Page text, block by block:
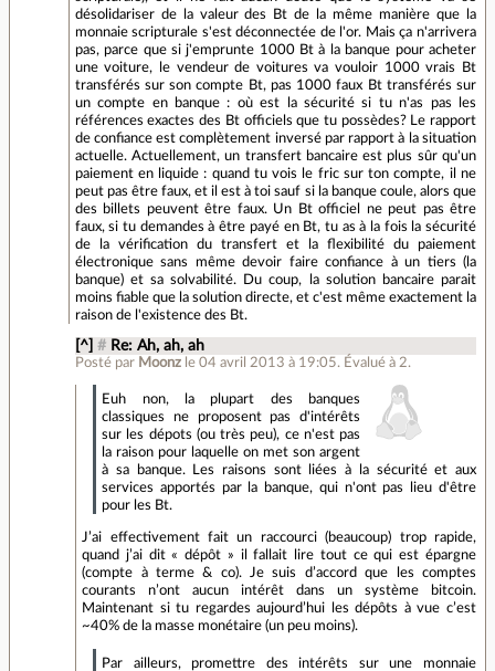
désolidariser de la valeur des Bt de la même manière que la
monnaie scripturale s'est déconnectée de l'or. Mais ça n'arrivera
pas, parce que si j'emprunte 1000 Bt à la banque pour acheter
une voiture, le vendeur de voitures va vouloir 1000 vrais Bt
transférés sur son compte Bt, pas 1000 faux Bt transférés sur
un compte en banque : où est la sécurité si tu n'as pas les
références exactes des Bt officiels que tu possèdes? Le rapport
de confiance est complètement inversé par rapport à la situation
actuelle. Actuellement, un transfert bancaire est plus sûr qu'un
paiement en liquide : quand tu vois le fric sur ton compte, il ne
peut pas être faux, et il est à toi sauf si la banque coule, alors que
des billets peuvent être faux. Un Bt officiel ne peut pas être
faux, si tu demandes à être payé en Bt, tu as à la fois la sécurité
de la vérification du transfert et la flexibilité du paiement
électronique sans même devoir faire confiance à un tiers (la
banque) et sa solvabilité. Du coup, la solution bancaire parait
moins fiable que la solution directe, et c'est même exactement la
raison de l'existence des Bt.
[^] # Re: Ah, ah, ah
Posté par Moonz le 04 avril 2013 à 19:05. Évalué à 2.
Euh non, la plupart des banques
classiques ne proposent pas d'intérêts
sur les dépots (ou très peu), ce n'est pas
la raison pour laquelle on met son argent
à sa banque. Les raisons sont liées à la sécurité et aux
services apportés par la banque, qui n'ont pas lieu d'être
pour les Bt.
J’ai effectivement fait un raccourci (beaucoup) trop rapide,
quand j’ai dit « dépôt » il fallait lire tout ce qui est épargne
(compte à terme & co). Je suis d’accord que les comptes
courants n’ont aucun intérêt dans un système bitcoin.
Maintenant si tu regardes aujourd’hui les dépôts à vue c’est
~40% de la masse monétaire (un peu moins).
Par ailleurs, promettre des intérêts sur une monnaie